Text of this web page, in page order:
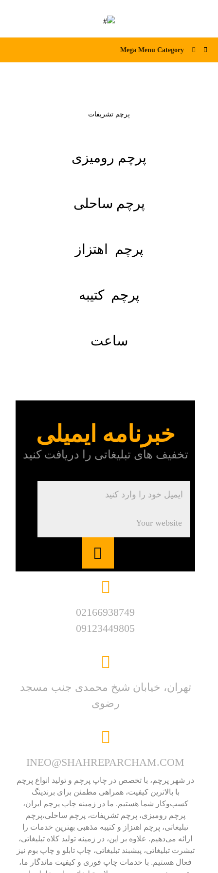
Mega Menu Category
پرچم تشریفات
پرچم رومیزی
پرچم ساحلی
پرچم اهتزاز
پرچم کتیبه
ساعت
خبرنامه ایمیلی
تخفیف های تبلیغاتی را دریافت کنید
02166938749
09123449805
تهران، خیابان شیخ محمدی جنب مسجد
رضوی
INEO@SHAHREPARCHAM.COM
در شهر پرچم، با تخصص در چاپ پرچم و تولید انواع پرچم
با بالاترین کیفیت، همراهی مطمئن برای برندینگ
کسب‌وکار شما هستیم. ما در زمینه چاپ پرچم ایران،
پرچم رومیزی، پرچم تشریفات، پرچم ساحلی،پرچم
تبلیغاتی، پرچم اهتزاز و کتیبه مذهبی بهترین خدمات را
ارائه می‌دهیم. علاوه بر این، در زمینه تولید کلاه تبلیغاتی،
تیشرت تبلیغاتی، پیشبند تبلیغاتی، چاپ تابلو و چاپ بوم نیز
فعال هستیم. با خدمات چاپ فوری و کیفیت ماندگار ما،